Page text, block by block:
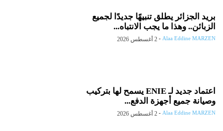
بريد الجزائر يطلق تنبيهًا جديدًا لجميع
الزبائن.. وهذا ما يجب الانتباه...
Alaa Eddine MARZEN
- 2 أغسطس 2026
اعتماد جديد لـ ENIE يسمح لها بتركيب
وصيانة جميع أجهزة الدفع...
Alaa Eddine MARZEN
- 2 أغسطس 2026